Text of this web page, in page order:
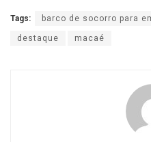
Tags: barco de socorro para
destaque macaé